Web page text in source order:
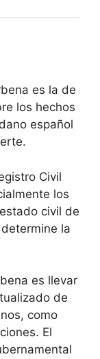
es la de
los hechos
español
Civil
los
civil de
la
es llevar
de
como
El